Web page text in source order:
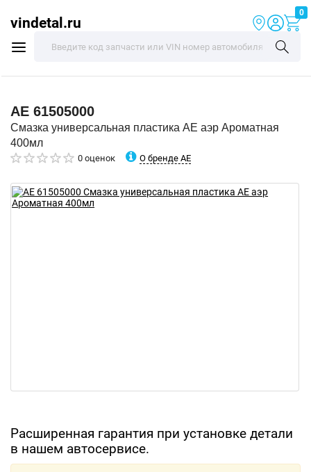
vindetal.ru
0
AE 61505000
Смазка универсальная пластика AE аэр Ароматная
400мл
0 оценок О бренде AE
Расширенная гарантия при установке детали
в нашем автосервисе.